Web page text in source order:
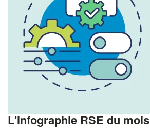
L'infographie RSE du mois